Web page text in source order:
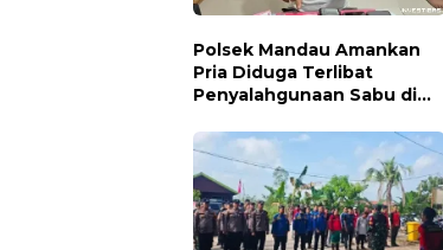
Polsek Mandau Amankan
Pria Diduga Terlibat
Penyalahgunaan Sabu di